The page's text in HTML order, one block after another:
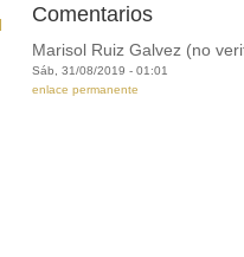
Comentarios
Marisol Ruiz Galvez (no
Sáb, 31/08/2019 - 01:01
enlace permanente